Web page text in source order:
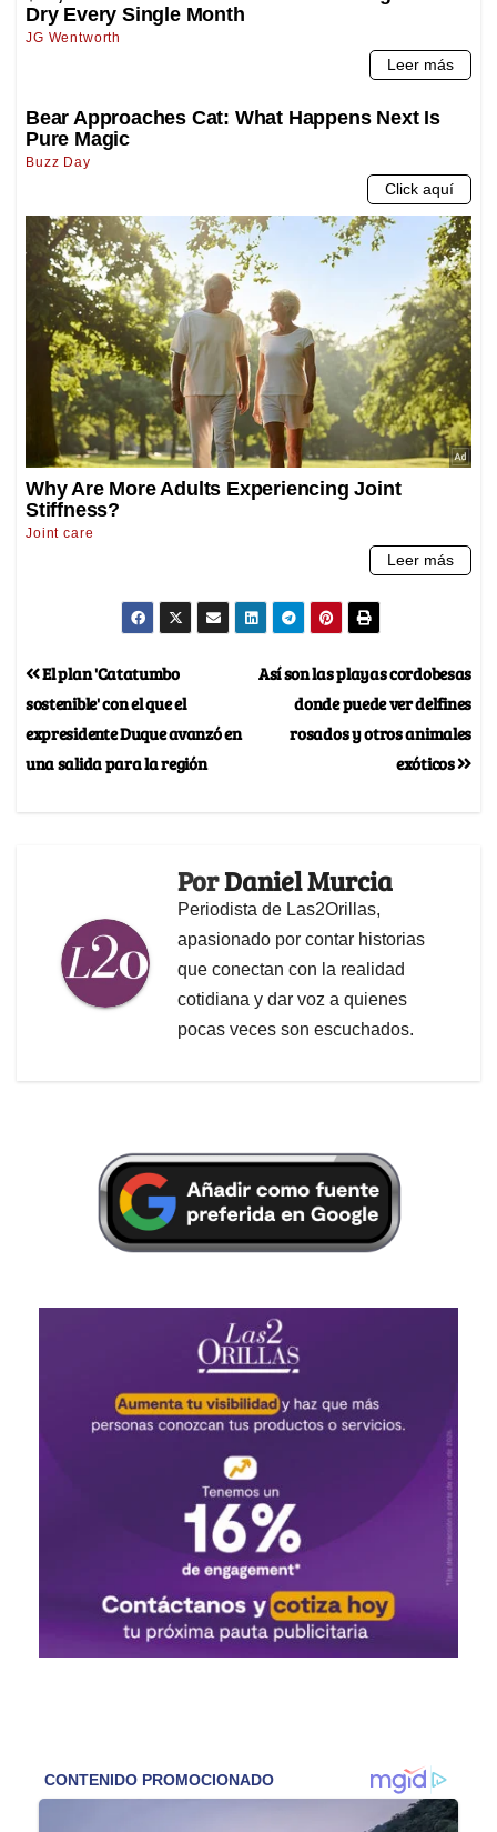
Así son las playas cordobesas
donde puede ver delfines
rosados y otros animales
exóticos
El plan 'Catatumbo
sostenible' con el que el
expresidente Duque avanzó en
una salida para la región
PorDaniel Murcia
Periodista de Las2Orillas,
apasionado por contar historias
que conectan con la realidad
cotidiana y dar voz a quienes
pocas veces son escuchados.